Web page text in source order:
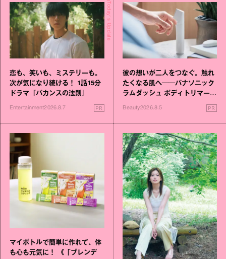
Today's Update
恋も、笑いも、ミステリーも。
次が気になり続ける！ 1話15分
ドラマ『バカンスの法則』
Entertainment2026.8.7 PR
彼の想いが二人をつなぐ。触れ
たくなる肌へ──パナソニック
ラムダッシュ ボディトリマーが
Beauty2026.8.5 PR
マイボトルで簡単に作れて、体
も心も元気に！ 《「ブレンデ